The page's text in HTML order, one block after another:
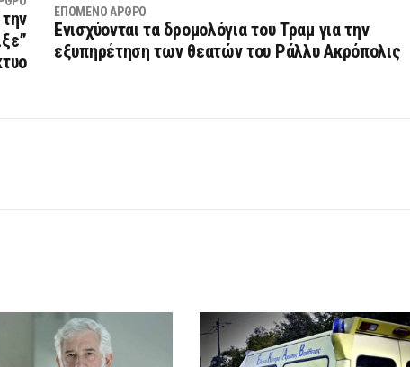
ΕΠΌΜΕΝΟ ΆΡΘΡΟ
Ενισχύονται τα δρομολόγια του Τραμ για την
εξυπηρέτηση των θεατών του Ράλλυ Ακρόπολις